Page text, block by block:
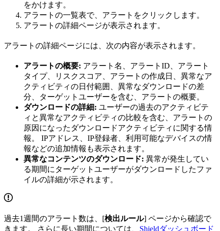
をかけます。
アラートの一覧表で、アラートをクリックします。
アラートの詳細ページが表示されます。
アラートの詳細ページには、次の内容が表示されます。
アラートの概要: アラート名、アラートID、アラート
タイプ、リスクスコア、アラートの作成日、異常なア
クティビティの日付範囲、異常なダウンロードの差
分、ターゲットユーザーを含む、アラートの概要。
ダウンロードの詳細: ユーザーの過去のアクティビテ
ィと異常なアクティビティの比較を含む、アラートの
原因になったダウンロードアクティビティに関する情
報。 IPアドレス、IP登録者、利用可能なデバイスの情
報などの追加情報も表示されます。
異常なコンテンツのダウンロード: 異常が発生してい
る期間にターゲットユーザーがダウンロードしたファ
イルの詳細が示されます。
過去1週間のアラート数は、[検出ルール] ページから確認で
きます。 さらに長い期間については、 Shieldダッシュボード